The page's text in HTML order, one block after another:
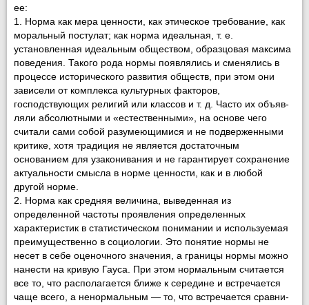
ее:
1. Норма как мера ценности, как этическое требование, как
мо­ральный постулат; как норма идеальная, т. е.
установленная иде­альным обществом, образцовая максима
поведения. Такого рода нормы появлялись и сменялись в
процессе исторического развития обществ, при этом они
зависели от комплекса культурных факто­ров,
господствующих религий или классов и т. д. Часто их объяв­
ляли абсолютными и «естественными», на основе чего
считали сами собой разумеющимися и не подверженными
критике, хотя традиция не является достаточным
основанием для узаконивания и не гарантирует сохранение
актуальности смысла в норме ценно­сти, как и в любой
другой норме.
2. Норма как средняя величина, выведенная из
определенной частоты проявления определенных
характеристик в статистиче­ском понимании и используемая
преимущественно в социологии. Это понятие нормы не
несет в себе оценочного значения, а грани­цы нормы можно
нанести на кривую Гауса. При этом нормальным считается
все то, что располагается ближе к середине и встре­чается
чаще всего, а ненормальным — то, что встречается сравни­